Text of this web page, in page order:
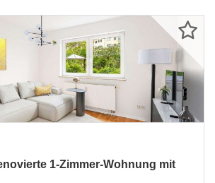
1-Zimmer-Wohnung mit